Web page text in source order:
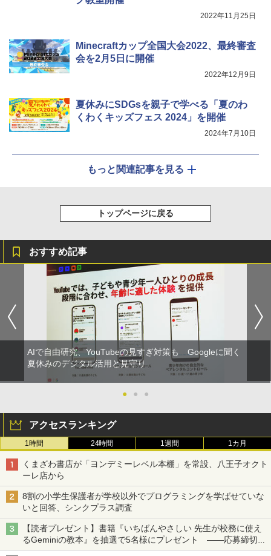
2022年11月25日
Minecraftカップ全国大会2022、最終審査
会を2月5日に開催
2022年12月9日
夏休みにSDGsを親子で学べる「夏のわ
くわくキッズフェス 2024」を開催
2024年7月10日
もっと関連記事を見る
トップページに戻る
おすすめ記事
AIで自由研究、YouTubeの見すぎ対策も Googleに聞く
夏休みのデジタル活用と見守り
● ● ●
アクセスランキング
1時間 24時間 1週間 1カ月
くまざわ書店が「ヨンデミーレベル本棚」を常設、八王子オクト
ーレ店から
8割の小学生保護者が学校以外でプログラミングを学ばせていな
いと回答、シンクプラス調査
【読者プレゼント】書籍『いちばんやさしい 先生が校務に使え
るGeminiの教本』を抽選で5名様にプレゼント ――応募締切は
2026年8月12日（水）まで